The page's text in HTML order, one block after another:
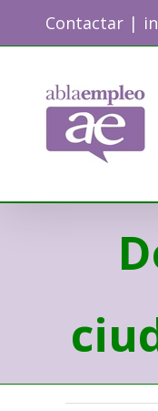
Contactar |